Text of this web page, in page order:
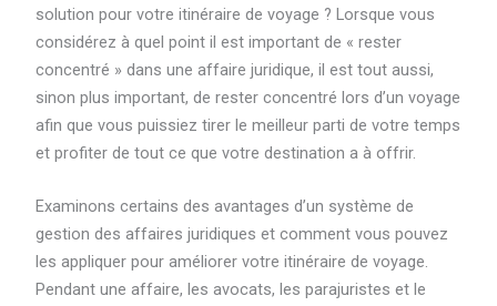
solution pour votre itinéraire de voyage ? Lorsque vous
considérez à quel point il est important de « rester
concentré » dans une affaire juridique, il est tout aussi,
sinon plus important, de rester concentré lors d’un voyage
afin que vous puissiez tirer le meilleur parti de votre temps
et profiter de tout ce que votre destination a à offrir.
Examinons certains des avantages d’un système de
gestion des affaires juridiques et comment vous pouvez
les appliquer pour améliorer votre itinéraire de voyage.
Pendant une affaire, les avocats, les parajuristes et le